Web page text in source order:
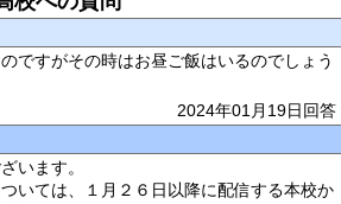
ですがその時はお昼ご飯はいるのでしょう
2024年01月19日回答
います。
いては、１月２６日以降に配信する本校か